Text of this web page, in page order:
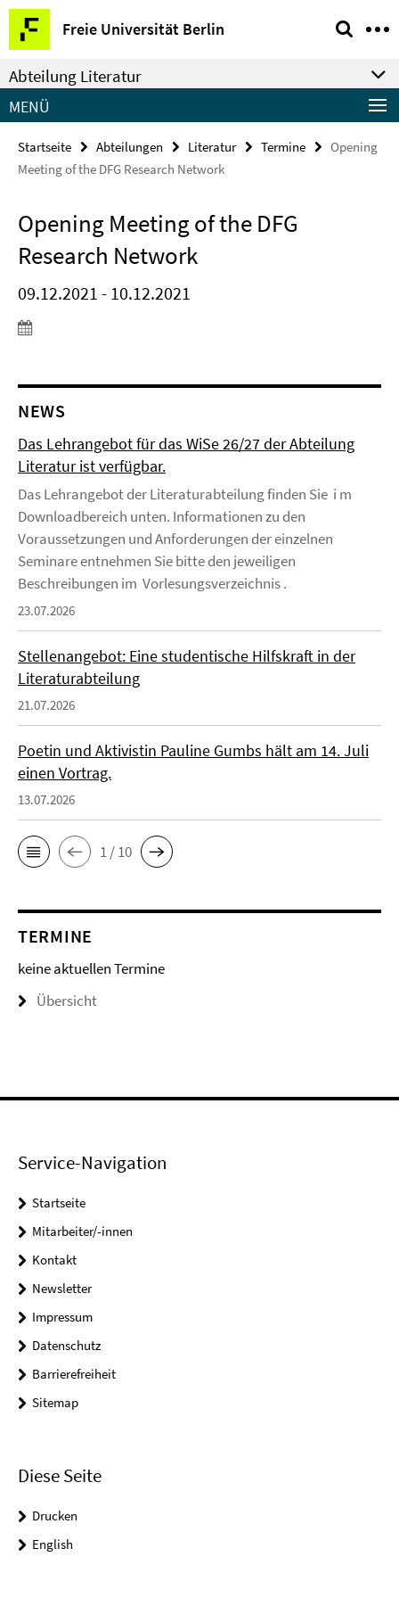
Springe
direkt
zu
Inhalt
Freie Universität Berlin
Service-
Navigation
Abteilung Literatur
MENÜ
Startseite Abteilungen Literatur Termine
Opening
Meeting of the DFG Research Network
Opening Meeting of the DFG
Research Network
09.12.2021 - 10.12.2021
NEWS
Das Lehrangebot für das WiSe 26/27 der Abteilung
Literatur ist verfügbar.
Das Lehrangebot der Literaturabteilung finden Sie i m
Downloadbereich unten. Informationen zu den
Voraussetzungen und Anforderungen der einzelnen
Seminare entnehmen Sie bitte den jeweiligen
Beschreibungen im Vorlesungsverzeichnis .
23.07.2026
Stellenangebot: Eine studentische Hilfskraft in der
Literaturabteilung
21.07.2026
Poetin und Aktivistin Pauline Gumbs hält am 14. Juli
einen Vortrag.
13.07.2026
1 / 10
TERMINE
keine aktuellen Termine
Übersicht
Service-Navigation
Startseite
Mitarbeiter/-innen
Kontakt
Newsletter
Impressum
Datenschutz
Barrierefreiheit
Sitemap
Diese Seite
Drucken
English